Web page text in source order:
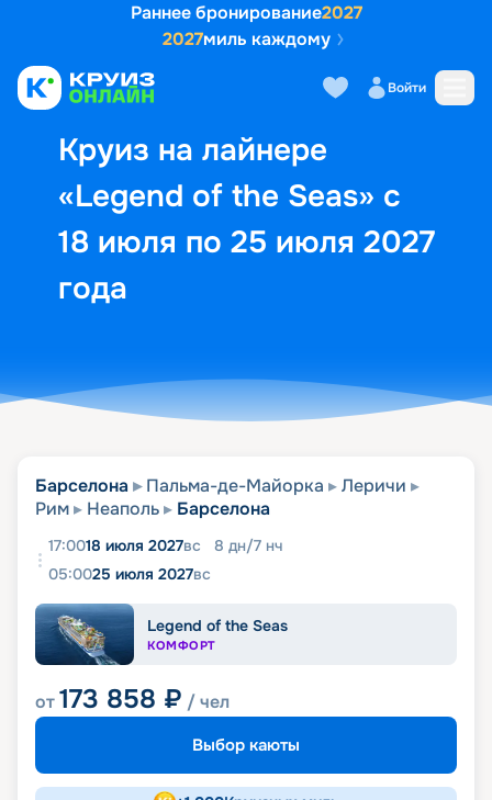
Раннее бронирование2027
2027миль каждому
Войти
Круиз на лайнере
«Legend of the Seas» с
18 июля по 25 июля 2027
года
Выбор кают Маршрут и
Барселона Пальма-де-Майорка
Леричи
Рим
Неаполь Барселона
17:0018 июля 2027вс 8 дн/7 нч
05:0025 июля 2027вс
Legend of the Seas
КОМФОРТ
от173 858 ₽ / чел
Выбор каюты